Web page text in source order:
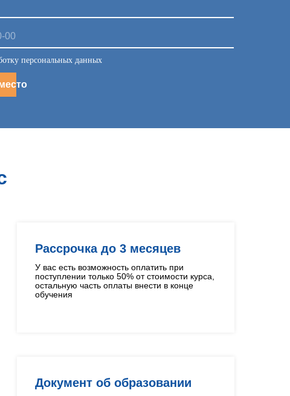
персональных данных
Рассрочка до 3 месяцев
У вас есть возможность оплатить при
поступлении только 50% от стоимости курса,
остальную часть оплаты внести в конце
обучения
Документ об образовании